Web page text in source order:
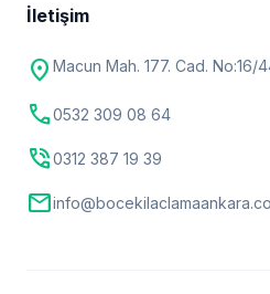
İletişim
location_on Macun Mah. 177. Cad. No:16/
call0532 309 08 64
phone_in_talk0312 387 19 39
mail